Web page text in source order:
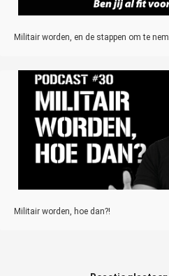
Militair worden, en de stappen om te
Militair worden, hoe dan?!